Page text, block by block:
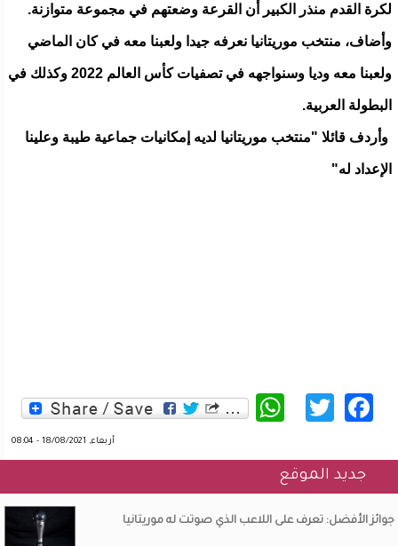
لكرة القدم منذر الكبير أن القرعة وضعتهم في مجموعة متوازنة.
وأضاف، منتخب موريتانيا نعرفه جيدا ولعبنا معه في كان الماضي
ولعبنا معه وديا وسنواجهه في تصفيات كأس العالم 2022 وكذلك في
البطولة العربية.
وأردف قائلا "منتخب موريتانيا لديه إمكانيات جماعية طيبة وعلينا
الإعداد له"
Facebook
Twitter
WhatsApp
أربعاء, 18/08/2021 - 08:04
جديد الموقع
جوائز الأفضل: تعرف على اللاعب الذي صوتت له موريتانيا